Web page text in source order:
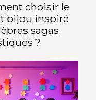
choisir le
bijou inspiré
sagas
?